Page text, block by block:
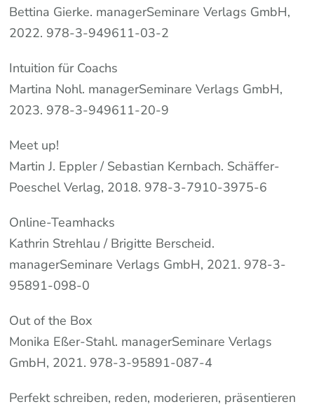
Bettina Gierke. managerSeminare Verlags GmbH,
2022. 978-3-949611-03-2
Intuition für Coachs
Martina Nohl. managerSeminare Verlags GmbH,
2023. 978-3-949611-20-9
Meet up!
Martin J. Eppler / Sebastian Kernbach. Schäffer-
Poeschel Verlag, 2018. 978-3-7910-3975-6
Online-Teamhacks
Kathrin Strehlau / Brigitte Berscheid.
managerSeminare Verlags GmbH, 2021. 978-3-
95891-098-0
Out of the Box
Monika Eßer-Stahl. managerSeminare Verlags
GmbH, 2021. 978-3-95891-087-4
Perfekt schreiben, reden, moderieren, präsentieren